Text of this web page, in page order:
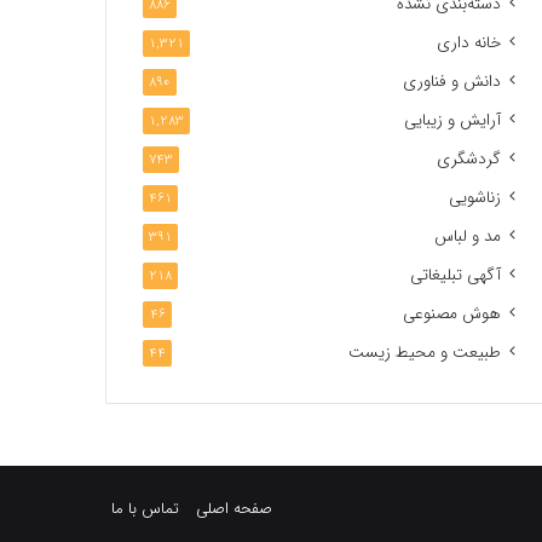
886
خانه داری 1,321
دانش و فناوری 890
آرایش و زیبایی 1,283
گردشگری 743
زناشویی 461
مد و لباس 391
آگهی تبلیغاتی 218
هوش مصنوعی 46
طبیعت و محیط زیست 44
صفحه اصلی تماس با ما